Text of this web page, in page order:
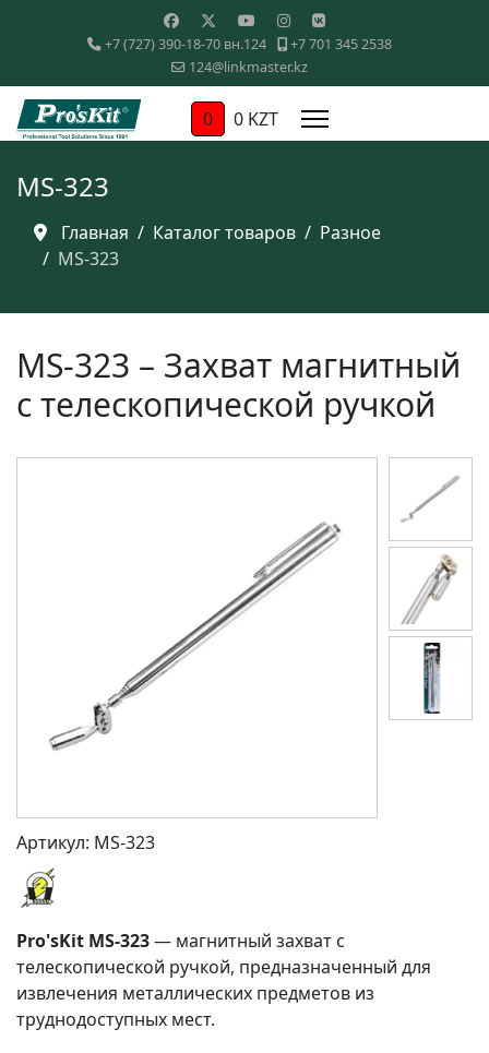
+7 (727) 390-18-70 вн.124
+7 701 345 2538
124@linkmaster.kz
0 0 KZT
MS-323
Главная Каталог товаров
Разное
MS-323
MS-323 – Захват магнитный
с телескопической ручкой
Артикул: MS-323
Pro'sKit MS-323— магнитный захват с
телескопической ручкой, предназначенный для
извлечения металлических предметов из
труднодоступных мест.